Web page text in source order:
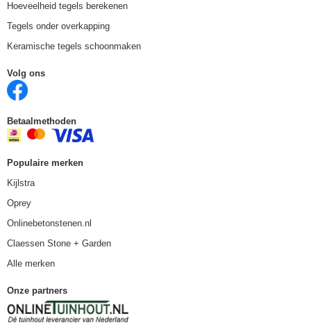
Hoeveelheid tegels berekenen
Tegels onder overkapping
Keramische tegels schoonmaken
Volg ons
Betaalmethoden
Populaire merken
Kijlstra
Oprey
Onlinebetonstenen.nl
Claessen Stone + Garden
Alle merken
Onze partners